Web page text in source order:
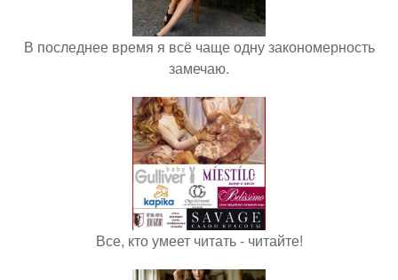
В последнее время я всё чаще одну закономерность
замечаю.
Все, кто умеет читать - читайте!